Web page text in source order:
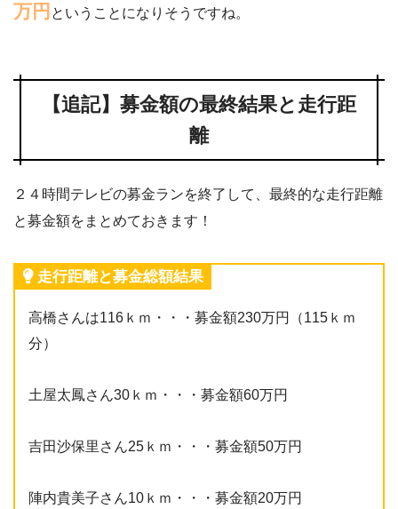
万円 ということになりそうですね。
【追記】募金額の最終結果と走行距
離
２４時間テレビの募金ランを終了して、最終的な走行距離
と募金額をまとめておきます！
走行距離と募金総額結果
高橋さんは116ｋｍ・・・募金額230万円（115ｋｍ
分）
土屋太鳳さん30ｋｍ・・・募金額60万円
吉田沙保里さん25ｋｍ・・・募金額50万円
陣内貴美子さん10ｋｍ・・・募金額20万円